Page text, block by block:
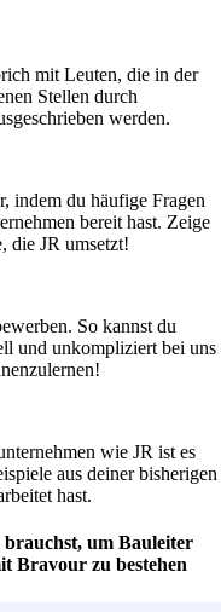
mit Leuten, die in der
Stellen durch
werden.
indem du häufige Fragen
bereit hast. Zeige
die JR umsetzt!
So kannst du
und unkompliziert bei uns
wie JR ist es
aus deiner bisherigen
hast.
brauchst, um Bauleiter
Bravour zu bestehen